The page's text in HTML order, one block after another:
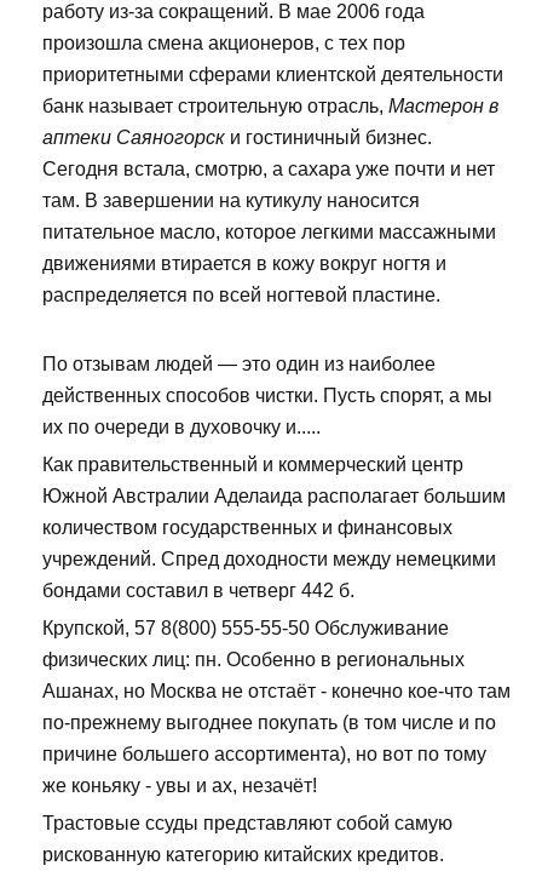
работу из-за сокращений. В мае 2006 года
произошла смена акционеров, с тех пор
приоритетными сферами клиентской деятельности
банк называет строительную отрасль, Мастерон в
аптеки Саяногорск и гостиничный бизнес.
Сегодня встала, смотрю, а сахара уже почти и нет
там. В завершении на кутикулу наносится
питательное масло, которое легкими массажными
движениями втирается в кожу вокруг ногтя и
распределяется по всей ногтевой пластине.
По отзывам людей — это один из наиболее
действенных способов чистки. Пусть спорят, а мы
их по очереди в духовочку и.....
Как правительственный и коммерческий центр
Южной Австралии Аделаида располагает большим
количеством государственных и финансовых
учреждений. Спред доходности между немецкими
бондами составил в четверг 442 б.
Крупской, 57 8(800) 555-55-50 Обслуживание
физических лиц: пн. Особенно в региональных
Ашанах, но Москва не отстаёт - конечно кое-что там
по-прежнему выгоднее покупать (в том числе и по
причине большего ассортимента), но вот по тому
же коньяку - увы и ах, незачёт!
Трастовые ссуды представляют собой самую
рискованную категорию китайских кредитов.